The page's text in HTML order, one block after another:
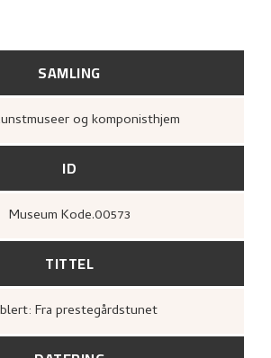
SAMLING
og komponisthjem
ID
Museum Kode.00573
TITTEL
Fra prestegårdstunet